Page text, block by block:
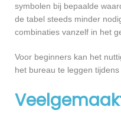
symbolen bij bepaalde
de tabel steeds minder
combinaties vanzelf in het
Voor beginners kan het
het bureau te leggen tijdens